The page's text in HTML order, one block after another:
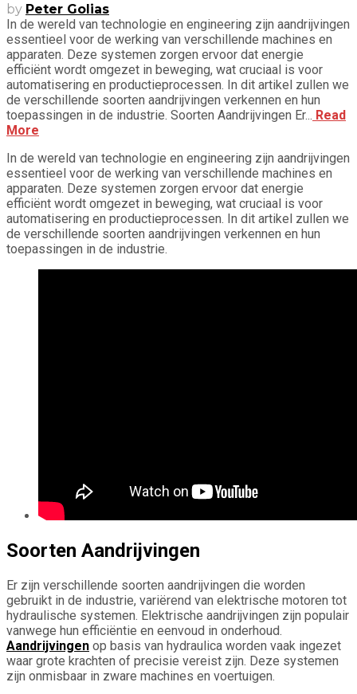
by Peter Golias
In de wereld van technologie en engineering zijn aandrijvingen
essentieel voor de werking van verschillende machines en
apparaten. Deze systemen zorgen ervoor dat energie
efficiënt wordt omgezet in beweging, wat cruciaal is voor
automatisering en productieprocessen. In dit artikel zullen we
de verschillende soorten aandrijvingen verkennen en hun
toepassingen in de industrie. Soorten Aandrijvingen Er... Read
More
In de wereld van technologie en engineering zijn aandrijvingen
essentieel voor de werking van verschillende machines en
apparaten. Deze systemen zorgen ervoor dat energie
efficiënt wordt omgezet in beweging, wat cruciaal is voor
automatisering en productieprocessen. In dit artikel zullen we
de verschillende soorten aandrijvingen verkennen en hun
toepassingen in de industrie.
Soorten Aandrijvingen
Er zijn verschillende soorten aandrijvingen die worden
gebruikt in de industrie, variërend van elektrische motoren tot
hydraulische systemen. Elektrische aandrijvingen zijn populair
vanwege hun efficiëntie en eenvoud in onderhoud.
Aandrijvingen op basis van hydraulica worden vaak ingezet
waar grote krachten of precisie vereist zijn. Deze systemen
zijn onmisbaar in zware machines en voertuigen.